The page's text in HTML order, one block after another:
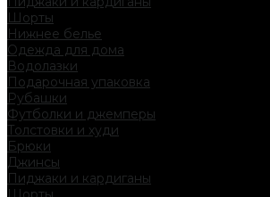
Шорты
Нижнее белье
Одежда для дома
Водолазки
Подарочная упаковка
Рубашки
Футболки и джемперы
Толстовки и худи
Брюки
Джинсы
Пиджаки и кардиганы